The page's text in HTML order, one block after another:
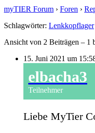
myTIER Forum › Foren ›
Schlagwörter: Lenkkopflager
Ansicht von 2 Beiträgen – 1
15. Juni 2021 um
elbacha3
Teilnehmer
Liebe MyTier